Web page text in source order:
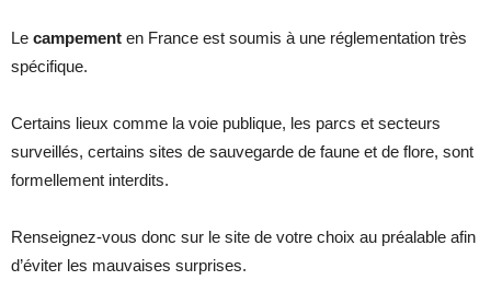
Le campement en France est soumis à une réglementation très
spécifique.
Certains lieux comme la voie publique, les parcs et secteurs
surveillés, certains sites de sauvegarde de faune et de flore, sont
formellement interdits.
Renseignez-vous donc sur le site de votre choix au préalable afin
d’éviter les mauvaises surprises.